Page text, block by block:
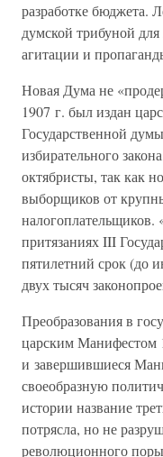
разработке бюджета.
думской трибуной
агитации и
Новая Дума не
1907 г. был издан
Государственной
избирательного
октябристы, так как
выборщиков от
налогоплательщиков.
притязаниях III
пятилетний срок (до
двух тысяч
Преобразования в
царским Манифестом
и завершившиеся
своеобразную
истории название
потрясла, но не
революционного